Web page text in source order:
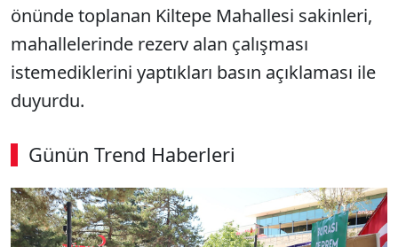
önünde toplanan Kiltepe Mahallesi sakinleri,
mahallelerinde rezerv alan çalışması
istemediklerini yaptıkları basın açıklaması ile
duyurdu.
Günün Trend Haberleri